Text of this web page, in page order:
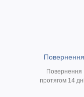
Повернення
Повернення
протягом 14